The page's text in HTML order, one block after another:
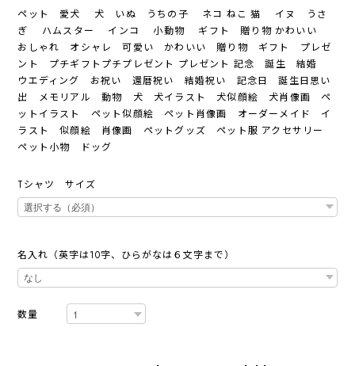
ペット 愛犬 犬 いぬ うちの子 ネコ ねこ 猫 イヌ うさ
ぎ ハムスター インコ 小動物 ギフト 贈り物 かわいい
おしゃれ オシャレ 可愛い かわいい 贈り物 ギフト プレゼ
ント プチギフトプチプレゼント プレゼント 記念 誕生 結婚
ウエディング お祝い 還暦祝い 結婚祝い 記念日 誕生日思い
出 メモリアル 動物 犬 犬イラスト 犬似顔絵 犬肖像画 ペ
ットイラスト ペット似顔絵 ペット肖像画 オーダーメイド イ
ラスト 似顔絵 肖像画 ペットグッズ ペット服 アクセサリー
ペット小物 ドッグ
Tシャツ サイズ
名入れ（英字は10字、ひらがなは６文字まで）
数量